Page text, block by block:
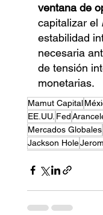
ventana de
capitalizar el
estabilidad
necesaria
de tensión
monetarias.
Mamut Capital
EE.UU. Fed
Mercados Globales
Jackson Hole